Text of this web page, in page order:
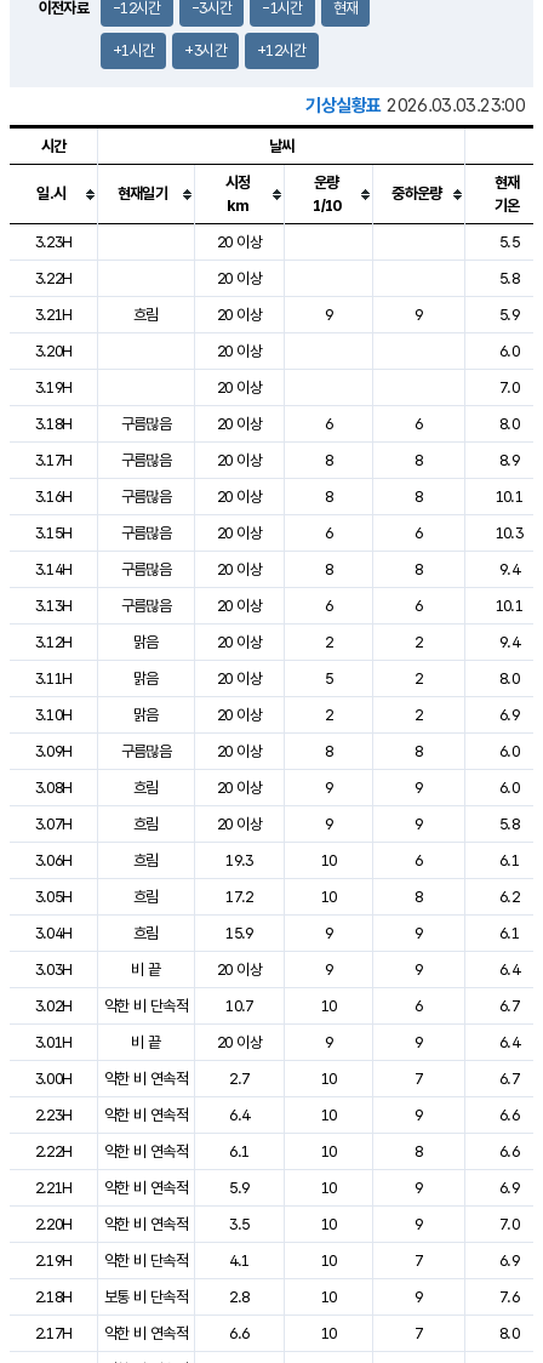
이전자료 -12시간 -3시간 -1시간 현재
+1시간 +3시간 +12시간
기상실황표 2026.03.03.23:00
도시별 기상실황표로 지점, 날씨, 기온, 강수, 바람, 기압등을 안내한 표입
시간 날씨
일.시 현재일기
시정
km
운량
1/10
중하운량
현재
기온
3.23H
20 이상
5.5
3.22H
20 이상
5.8
3.21H
흐림 20 이상 9 9
5.9
3.20H
20 이상
6.0
3.19H
20 이상
7.0
3.18H
구름많음 20 이상 6 6
8.0
3.17H
구름많음 20 이상 8 8
8.9
3.16H
구름많음 20 이상 8 8
10.1
3.15H
구름많음 20 이상 6 6
10.3
3.14H
구름많음 20 이상 8 8
9.4
3.13H
구름많음 20 이상 6 6
10.1
3.12H
맑음 20 이상 2 2
9.4
3.11H
맑음 20 이상 5 2
8.0
3.10H
맑음 20 이상 2 2
6.9
3.09H
구름많음 20 이상 8 8
6.0
3.08H
흐림 20 이상 9 9
6.0
3.07H
흐림 20 이상 9 9
5.8
3.06H
흐림 19.3 10 6
6.1
3.05H
흐림 17.2 10 8
6.2
3.04H
흐림 15.9 9 9
6.1
3.03H
비 끝 20 이상 9 9
6.4
3.02H
약한 비 단속적 10.7 10 6
6.7
3.01H
비 끝 20 이상 9 9
6.4
3.00H
약한 비 연속적 2.7 10 7
6.7
2.23H
약한 비 연속적 6.4 10 9
6.6
2.22H
약한 비 연속적 6.1 10 8
6.6
2.21H
약한 비 연속적 5.9 10 9
6.9
2.20H
약한 비 연속적 3.5 10 9
7.0
2.19H
약한 비 단속적 4.1 10 7
6.9
2.18H
보통 비 단속적 2.8 10 9
7.6
2.17H
약한 비 연속적 6.6 10 7
8.0